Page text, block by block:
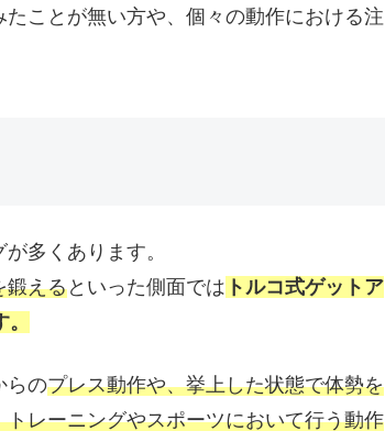
ことが無い方や、個々の動作における注
多くあります。
鍛えるといった側面では トルコ式ゲットア
らのプレス動作や、挙上した状態で体勢を
レーニングやスポーツにおいて行う動作